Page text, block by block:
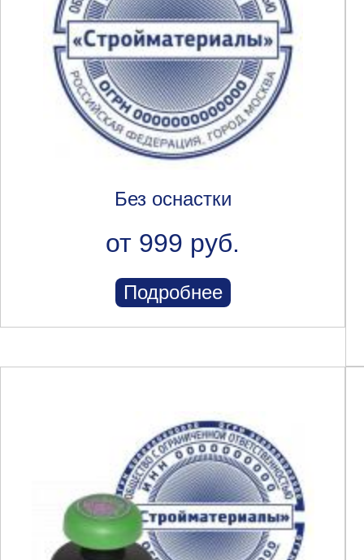
Без оснастки
от 999 руб.
Подробнее